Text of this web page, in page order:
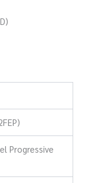
Progressive